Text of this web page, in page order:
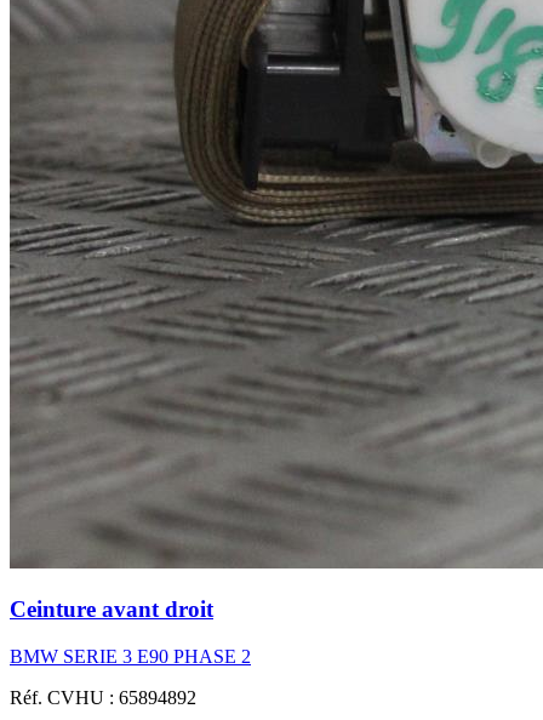
Ceinture avant droit
BMW SERIE 3 E90 PHASE 2
Réf. CVHU : 65894892